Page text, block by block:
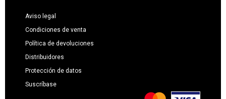
Aviso legal
Condiciones de venta
Política de devoluciones
Distribuidores
Protección de datos
Suscríbase